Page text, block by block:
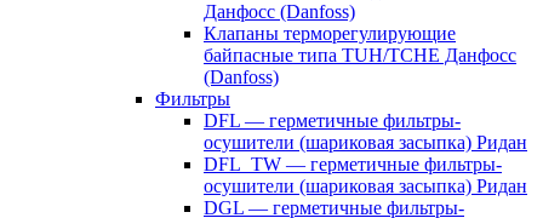
Данфосс (Danfoss)
Клапаны терморегулирующие
байпасные типа TUH/TCHE Данфосс
(Danfoss)
Фильтры
DFL — герметичные фильтры-
осушители (шариковая засыпка) Ридан
DFL_TW — герметичные фильтры-
осушители (шариковая засыпка) Ридан
DGL — герметичные фильтры-